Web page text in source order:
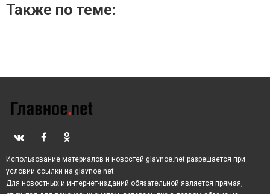
Также по теме:
Использование материалов и новостей glavnoe.net разрешается при
условии ссылки на glavnoe.net
Для новостных и интернет-изданий обязательной является прямая,